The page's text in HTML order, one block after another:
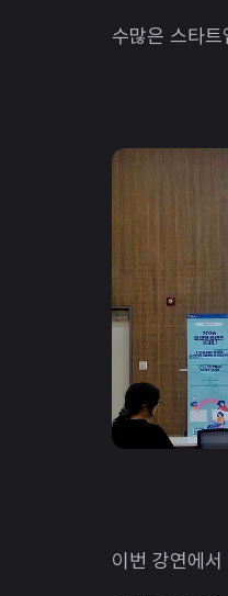
수많은 스타트
이번 강연에